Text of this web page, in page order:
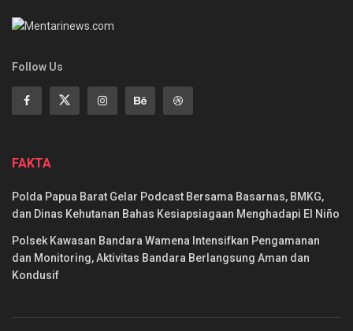
Follow Us
FAKTA
Polda Papua Barat Gelar Podcast Bersama Basarnas, BMKG,
dan Dinas Kehutanan Bahas Kesiapsiagaan Menghadapi El Niño
Polsek Kawasan Bandara Wamena Intensifkan Pengamanan
dan Monitoring, Aktivitas Bandara Berlangsung Aman dan
Kondusif